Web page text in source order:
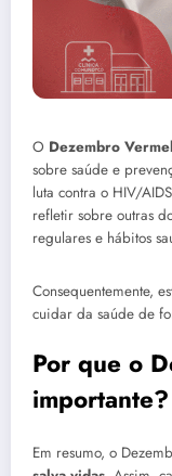
O Dezembro
sobre saúde e
luta contra o HIV/
refletir sobre outras
regulares e hábitos
Consequentemente,
cuidar da saúde de
Por que o
importante?
Em resumo, o